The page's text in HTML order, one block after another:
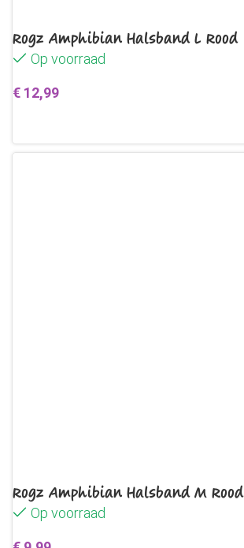
Rogz Amphibian Halsband L Rood
Op voorraad
€ 12,99
Rogz Amphibian Halsband M Rood
Op voorraad